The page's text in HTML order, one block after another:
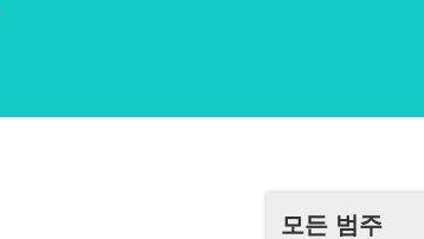
모든 범주